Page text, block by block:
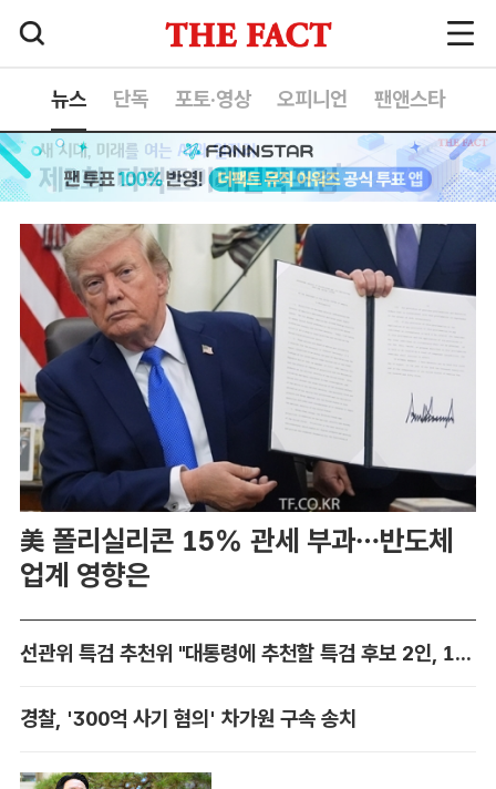
뉴스 단독 포토·영상 오피니언 팬앤스타
美 폴리실리콘 15% 관세 부과…반도체
업계 영향은
선관위 특검 추천위 "대통령에 추천할 특검 후보 2인, 14일 확정"
경찰, '300억 사기 혐의' 차가원 구속 송치